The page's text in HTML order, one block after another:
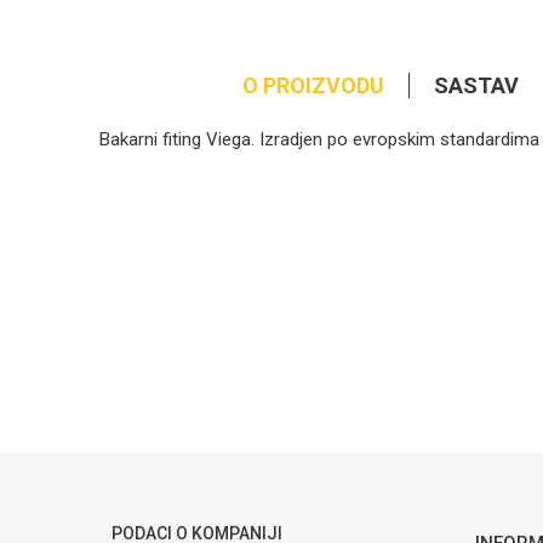
O PROIZVODU SASTAV
Bakarni fiting Viega. Izradjen po evropskim
PODACI O KOMPANIJI